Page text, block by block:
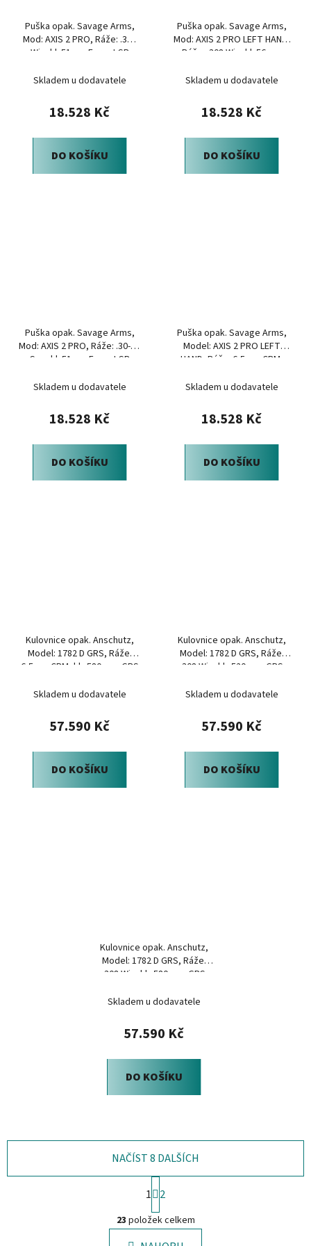
Puška opak. Savage Arms,
Mod: AXIS 2 PRO, Ráže: .308
Win, hl: 51cm, Forest SP
Skladem u dodavatele
18.528 Kč
DO KOŠÍKU
Puška opak. Savage Arms,
Mod: AXIS 2 PRO LEFT HAND,
Ráže: .308 Win, hl: 56cm,
Skladem u dodavatele
18.528 Kč
DO KOŠÍKU
Puška opak. Savage Arms,
Mod: AXIS 2 PRO, Ráže: .30-06
Spr., hl: 51cm, Forest SP
Skladem u dodavatele
18.528 Kč
DO KOŠÍKU
Puška opak. Savage Arms,
Model: AXIS 2 PRO LEFT
HAND, Ráže: 6,5mm CRM,
Skladem u dodavatele
18.528 Kč
DO KOŠÍKU
Kulovnice opak. Anschutz,
Model: 1782 D GRS, Ráže:
6,5mm CRM, hl.: 580mm, GRS
Skladem u dodavatele
57.590 Kč
DO KOŠÍKU
Kulovnice opak. Anschutz,
Model: 1782 D GRS, Ráže:
.308 Win, hl.: 520mm, GRS
Skladem u dodavatele
57.590 Kč
DO KOŠÍKU
Kulovnice opak. Anschutz,
Model: 1782 D GRS, Ráže:
.308 Win, hl.: 580mm, GRS
Skladem u dodavatele
57.590 Kč
DO KOŠÍKU
O
v
l
NAČÍST 8 DALŠÍCH
S
t
r
á
n
1 2
23 položek celkem